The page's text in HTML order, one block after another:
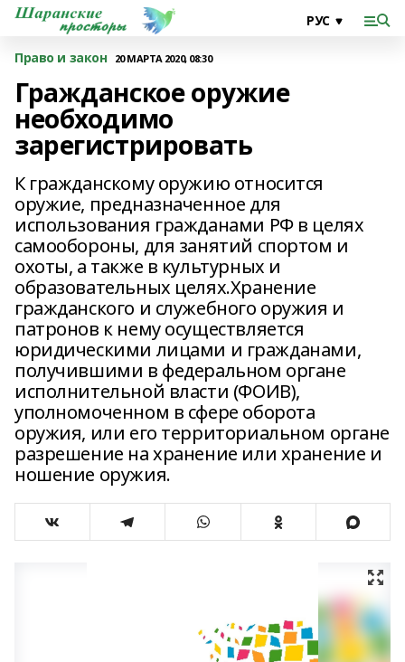
Право и закон 20 МАРТА 2020, 08:30
Гражданское оружие
необходимо
зарегистрировать
К гражданскому оружию относится
оружие, предназначенное для
использования гражданами РФ в целях
самообороны, для занятий спортом и
охоты, а также в культурных и
образовательных целях.Хранение
гражданского и служебного оружия и
патронов к нему осуществляется
юридическими лицами и гражданами,
получившими в федеральном органе
исполнительной власти (ФОИВ),
уполномоченном в сфере оборота
оружия, или его территориальном органе
разрешение на хранение или хранение и
ношение оружия.